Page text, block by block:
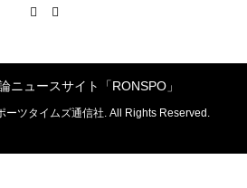
ニュースサイト「RONSPO」
ーツタイムズ通信社. All Rights Reserved.